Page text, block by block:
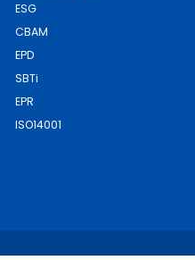
ESG
CBAM
EPD
SBTi
EPR
ISO14001